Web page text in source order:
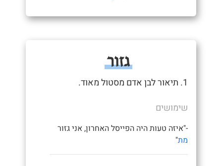
גזור
1. תיאור לבן אדם מסטול מאוד.
שימושים
-"איזה טעות היה הפייסל האחרון, אני גזור
מת"